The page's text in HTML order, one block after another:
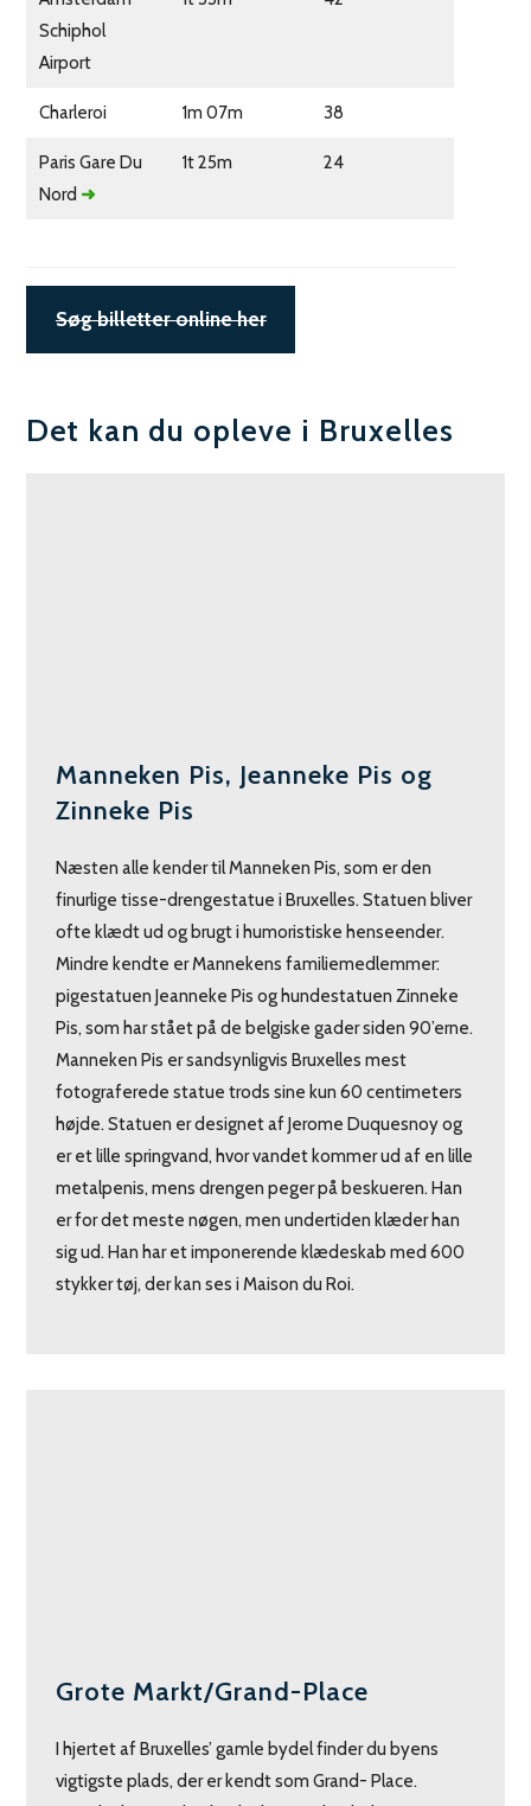
Schiphol
Airport
Charleroi 1m 07m 38
Paris Gare Du
Nord ➜
1t 25m 24
Søg billetter online her
Det kan du opleve i Bruxelles
Manneken Pis, Jeanneke Pis og
Zinneke Pis
Næsten alle kender til Manneken Pis, som er den
finurlige tisse-drengestatue i Bruxelles. Statuen bliver
ofte klædt ud og brugt i humoristiske henseender.
Mindre kendte er Mannekens familiemedlemmer:
pigestatuen Jeanneke Pis og hundestatuen Zinneke
Pis, som har stået på de belgiske gader siden 90’erne.
Manneken Pis er sandsynligvis Bruxelles mest
fotograferede statue trods sine kun 60 centimeters
højde. Statuen er designet af Jerome Duquesnoy og
er et lille springvand, hvor vandet kommer ud af en lille
metalpenis, mens drengen peger på beskueren. Han
er for det meste nøgen, men undertiden klæder han
sig ud. Han har et imponerende klædeskab med 600
stykker tøj, der kan ses i Maison du Roi.
Grote Markt/Grand-Place
I hjertet af Bruxelles’ gamle bydel finder du byens
vigtigste plads, der er kendt som Grand- Place.